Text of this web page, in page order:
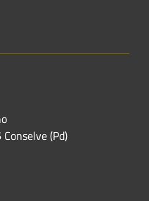
(Pd)